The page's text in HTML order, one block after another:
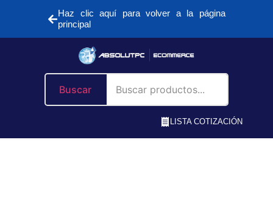
Haz clic aquí para volver a la página
principal
Buscar
LISTA COTIZACIÓN